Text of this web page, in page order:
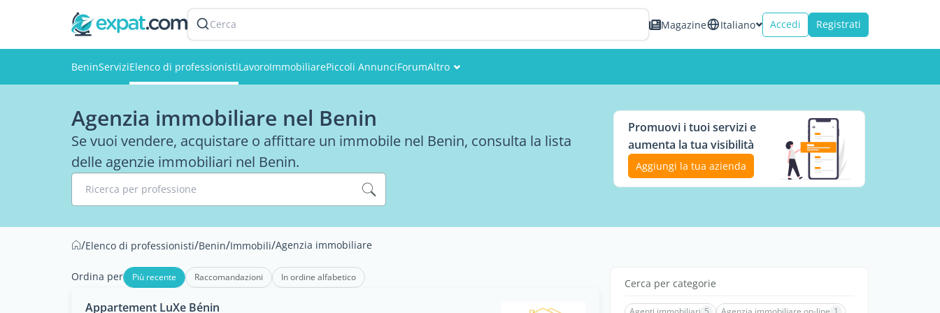
Cerca Magazine Italiano Accedi Registrati
BeninServiziElenco di professionistiLavoroImmobiliarePiccoli AnnunciForumAltro
Agenzia immobiliare nel Benin
Se vuoi vendere, acquistare o affittare un immobile nel Benin, consulta la lista
delle agenzie immobiliari nel Benin.
Ricerca per professione
Promuovi i tuoi servizi e
aumenta la tua visibilità
Aggiungi la tua azienda
/Elenco di professionisti/Benin/Immobili/Agenzia immobiliare
Ordina per Più recente Raccomandazioni In ordine alfabetico
Appartement LuXe Bénin
Cerca per categorie